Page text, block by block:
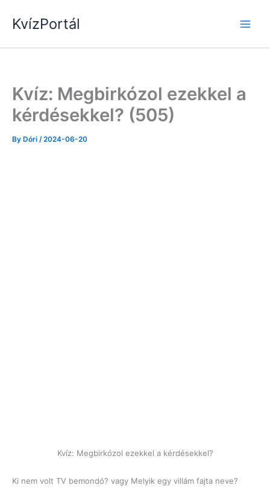
KvízPortál
Kvíz: Megbirkózol ezekkel a
kérdésekkel? (505)
By Dóri /2024-06-20
Kvíz: Megbirkózol ezekkel a kérdésekkel?
Ki nem volt TV bemondó? vagy Melyik egy villám fajta neve?